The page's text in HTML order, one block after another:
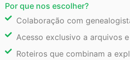
Por que nos escolher?
Colaboração com
Acesso exclusivo a arquivos
Roteiros que combinam a